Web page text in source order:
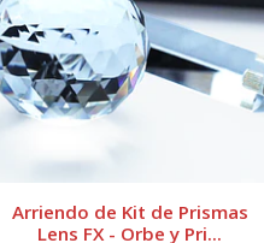
Arriendo de Kit de Prismas
Lens FX - Orbe y Pri...